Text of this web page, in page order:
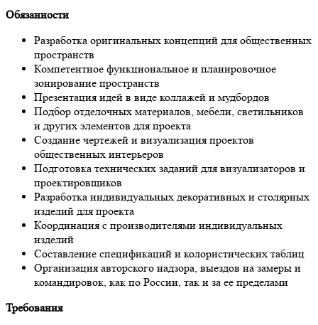
Обязанности
Разработка оригинальных концепций для общественных
пространств
Компетентное функциональное и планировочное
зонирование пространств
Презентация идей в виде коллажей и мудбордов
Подбор отделочных материалов, мебели, светильников
и других элементов для проекта
Создание чертежей и визуализация проектов
общественных интерьеров
Подготовка технических заданий для визуализаторов и
проектировщиков
Разработка индивидуальных декоративных и столярных
изделий для проекта
Координация с производителями индивидуальных
изделий
Составление спецификаций и колористических таблиц
Организация авторского надзора, выездов на замеры и
командировок, как по России, так и за ее пределами
Требования